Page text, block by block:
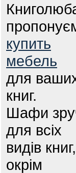
купить
мебель
для
книг.
Шафи
для всіх
видів книг,
окрім